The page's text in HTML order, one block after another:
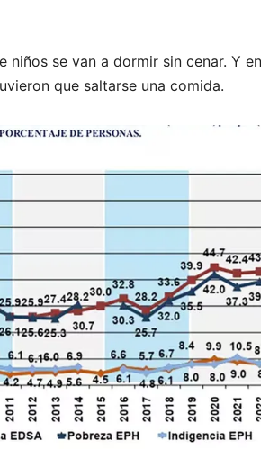
se van a dormir sin cenar. Y
que saltarse una comida.